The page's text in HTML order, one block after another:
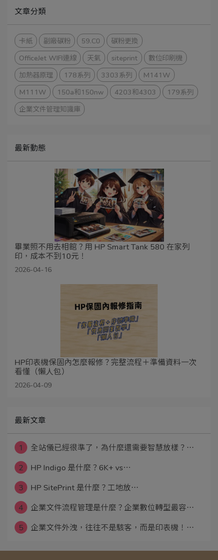
文章分類
卡紙 副廠碳粉 59.C0 碳粉更換
OfficeJet WIFI連線 天氣 siteprint 數位印刷機
加熱器原理 178系列 3303系列 M141W
M111W 150a和150nw 4203和4303 179系列
企業文件管理知識庫
最新動態
畢業照不用去相館？用 HP Smart Tank 580 在家列
印，成本不到10元！
2026-04-16
HP印表機保固內怎麼報修？完整流程＋準備資料一次
看懂（懶人包）
2026-04-09
最新文章
1 全站儀已經很準了，為什麼還需要智慧放樣？⋯
2 HP Indigo 是什麼？6K+ vs⋯
3 HP SitePrint 是什麼？工地放⋯
4 企業文件流程管理是什麼？企業數位轉型最容⋯
5 企業文件外洩，往往不是駭客，而是印表機！⋯